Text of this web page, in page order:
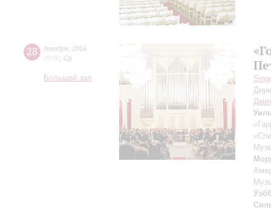
28 декабря 2016
20:00 Ср
Большой зал